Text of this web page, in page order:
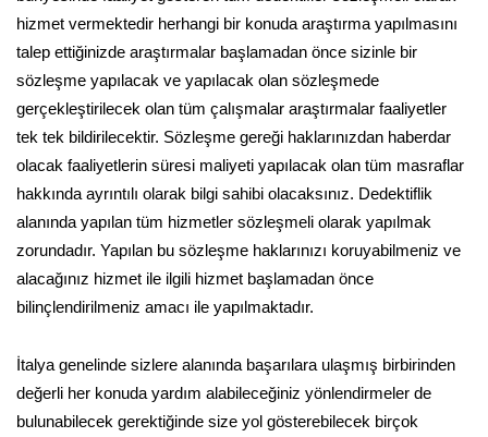
hizmet vermektedir herhangi bir konuda araştırma yapılmasını
talep ettiğinizde araştırmalar başlamadan önce sizinle bir
sözleşme yapılacak ve yapılacak olan sözleşmede
gerçekleştirilecek olan tüm çalışmalar araştırmalar faaliyetler
tek tek bildirilecektir. Sözleşme gereği haklarınızdan haberdar
olacak faaliyetlerin süresi maliyeti yapılacak olan tüm masraflar
hakkında ayrıntılı olarak bilgi sahibi olacaksınız. Dedektiflik
alanında yapılan tüm hizmetler sözleşmeli olarak yapılmak
zorundadır. Yapılan bu sözleşme haklarınızı koruyabilmeniz ve
alacağınız hizmet ile ilgili hizmet başlamadan önce
bilinçlendirilmeniz amacı ile yapılmaktadır.
İtalya genelinde sizlere alanında başarılara ulaşmış birbirinden
değerli her konuda yardım alabileceğiniz yönlendirmeler de
bulunabilecek gerektiğinde size yol gösterebilecek birçok